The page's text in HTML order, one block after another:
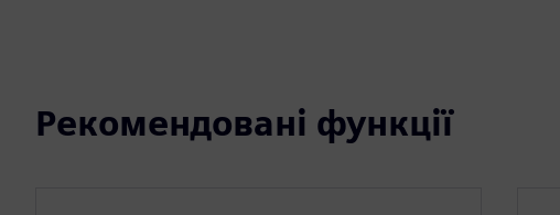
Рекомендовані функції